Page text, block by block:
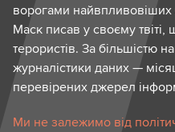
ворогами найвпливовіших
Маск писав у своєму
терористів. За більшістю
журналістики даних —
перевірених джерел
Ми не залежимо від